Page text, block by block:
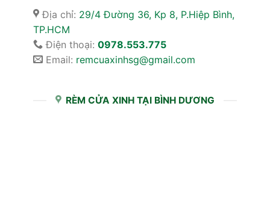
Địa chỉ: 29/4 Đường 36, Kp 8, P.Hiệp Bình,
TP.HCM
Điện thoại: 0978.553.775
Email: remcuaxinhsg@gmail.com
RÈM CỬA XINH TẠI BÌNH DƯƠNG